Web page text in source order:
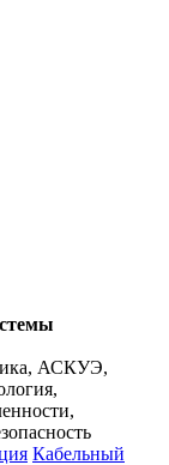
АСКУЭ,
Кабельный